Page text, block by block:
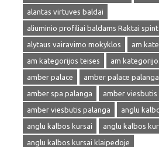
alantas virtuves baldai
aliuminio profiliai baldams Raktai
alytaus vairavimo mokyklos
am
am kategorijos teises
am
amber palace
amber palace palanga
amber spa palanga
amber viesbutis
amber viesbutis palanga
anglu
anglu kalbos kursai
anglu kalbos
anglu kalbos kursai klaipedoje